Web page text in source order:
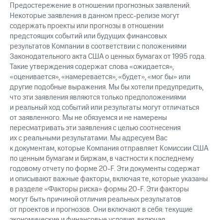
Предостережение в отношении прогнозных заявлений.
Некоторые заявления в данном пресс-релизе могут
содержать проекты или прогнозы в отношении
предстоящих событий или будущих финансовых
результатов Компании в соответствии с положениями
Законодательного акта США о ценных бумагах от 1995 года.
Такие утверждения содержат слова «ожидается»,
«оценивается», «намеревается», «будет», «мог бы» или
другие подобные выражения. Мы бы хотели предупредить,
что эти заявления являются только предположениями
и реальный ход событий или результаты могут отличаться
от заявленного. Мы не обязуемся и не намерены
пересматривать эти заявления с целью соотнесения
их с реальными результатами. Мы адресуем Вас
к документам, которые Компания отправляет Комиссии США
по ценным бумагам и биржам, в частности к последнему
годовому отчету по форме 20-F. Эти документы содержат
и описывают важные факторы, включая те, которые указаны
в разделе «Факторы риска» формы 20-F. Эти факторы
могут быть причиной отличия реальных результатов
от проектов и прогнозов. Они включают в себя: текущие